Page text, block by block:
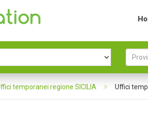
temporanei regione SICILIA Uffici